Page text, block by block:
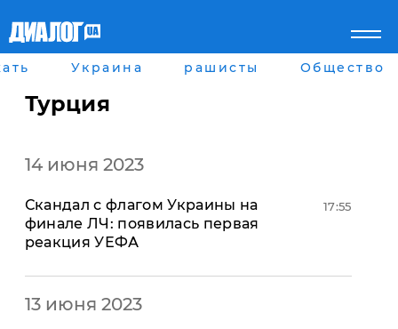
Главная
Все новости
рассея
Военное обозрение
Экономика
Мнение
Блоги
Шоу-биз
Здоровье
Города
Одесса
Украина рашисты Общество
Турция
14 июня 2023
Скандал с флагом Украины на
финале ЛЧ: появилась первая
реакция УЕФА
17:55
13 июня 2023